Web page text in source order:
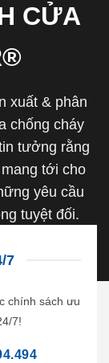
CỬA
xuất & phân
chống cháy
tưởng rằng
tới cho
yêu cầu
tuyệt đối.
7
chính sách ưu
7!